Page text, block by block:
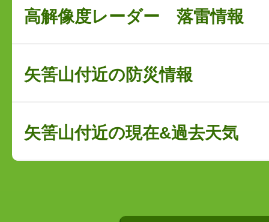
高解像度レーダー 落雷情報
矢筈山付近の防災情報
矢筈山付近の現在&過去天気